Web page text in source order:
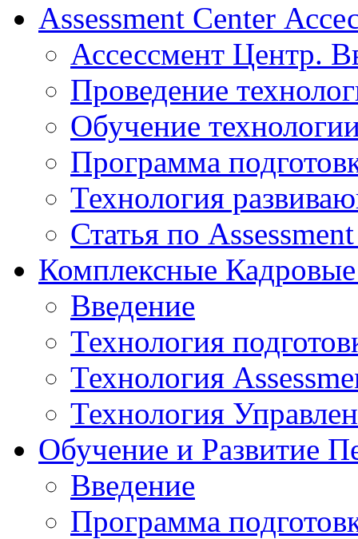
Assessment Center
Ассессмент Центр.
Проведение
Обучение
Программа
Технология
Статья по
Комплексные
Введение
Технология
Технология
Технология
Обучение и Развитие
Введение
Программа